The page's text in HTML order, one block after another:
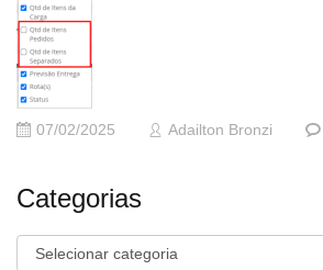
07/02/2025 Adailton Bronzi
Categorias
Categorias